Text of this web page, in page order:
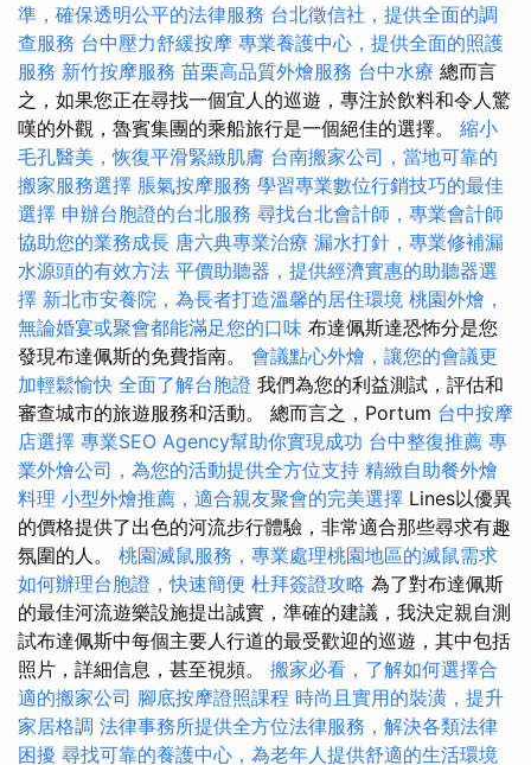
準，確保透明公平的法律服務 台北徵信社，提供全面的調
查服務 台中壓力舒緩按摩 專業養護中心，提供全面的照護
服務 新竹按摩服務 苗栗高品質外燴服務 台中水療 總而言
之，如果您正在尋找一個宜人的巡遊，專注於飲料和令人驚
嘆的外觀，魯賓集團的乘船旅行是一個絕佳的選擇。 縮小
毛孔醫美，恢復平滑緊緻肌膚 台南搬家公司，當地可靠的
搬家服務選擇 脹氣按摩服務 學習專業數位行銷技巧的最佳
選擇 申辦台胞證的台北服務 尋找台北會計師，專業會計師
協助您的業務成長 唐六典專業治療 漏水打針，專業修補漏
水源頭的有效方法 平價助聽器，提供經濟實惠的助聽器選
擇 新北市安養院，為長者打造溫馨的居住環境 桃園外燴，
無論婚宴或聚會都能滿足您的口味 布達佩斯達恐怖分是您
發現布達佩斯的免費指南。 會議點心外燴，讓您的會議更
加輕鬆愉快 全面了解台胞證 我們為您的利益測試，評估和
審查城市的旅遊服務和活動。 總而言之，Portum 台中按摩
店選擇 專業SEO Agency幫助你實現成功 台中整復推薦 專
業外燴公司，為您的活動提供全方位支持 精緻自助餐外燴
料理 小型外燴推薦，適合親友聚會的完美選擇 Lines以優異
的價格提供了出色的河流步行體驗，非常適合那些尋求有趣
氛圍的人。 桃園滅鼠服務，專業處理桃園地區的滅鼠需求
如何辦理台胞證，快速簡便 杜拜簽證攻略 為了對布達佩斯
的最佳河流遊樂設施提出誠實，準確的建議，我決定親自測
試布達佩斯中每個主要人行道的最受歡迎的巡遊，其中包括
照片，詳細信息，甚至視頻。 搬家必看，了解如何選擇合
適的搬家公司 腳底按摩證照課程 時尚且實用的裝潢，提升
家居格調 法律事務所提供全方位法律服務，解決各類法律
困擾 尋找可靠的養護中心，為老年人提供舒適的生活環境